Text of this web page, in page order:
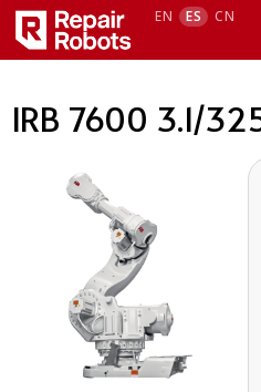
EN ES CN
IRB 7600 3.1/